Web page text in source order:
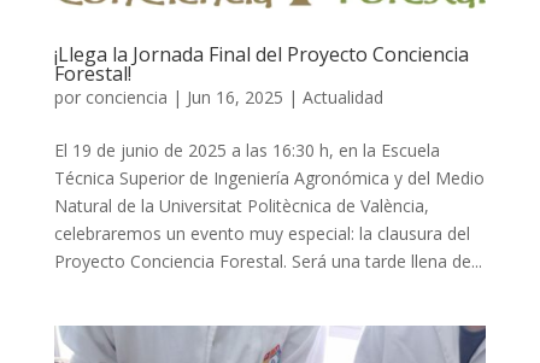
¡Llega la Jornada Final del Proyecto Conciencia
Forestal!
por conciencia | Jun 16, 2025 | Actualidad
El 19 de junio de 2025 a las 16:30 h, en la Escuela
Técnica Superior de Ingeniería Agronómica y del Medio
Natural de la Universitat Politècnica de València,
celebraremos un evento muy especial: la clausura del
Proyecto Conciencia Forestal. Será una tarde llena de...